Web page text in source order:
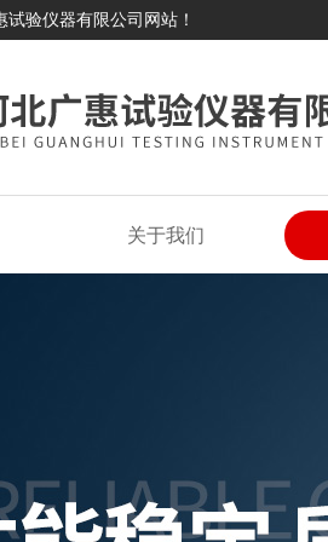
验仪器有限公司网站！
关于我们